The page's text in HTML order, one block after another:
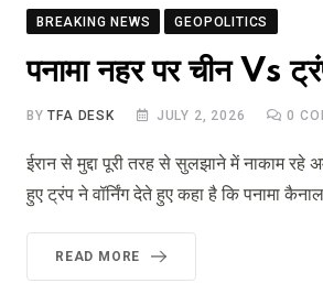
BREAKING NEWS GEOPOLITICS
पनामा नहर पर चीन Vs
BYTFA DESK JULY 2, 2026 0
ईरान से मुद्दा पूरी तरह से सुलझाने में नाकाम रहे
हुए ट्रंप ने वॉर्निंग देते हुए कहा है कि पनामा
READ MORE